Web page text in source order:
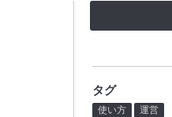
タグ
使い方 運営